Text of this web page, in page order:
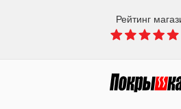
Рейтинг